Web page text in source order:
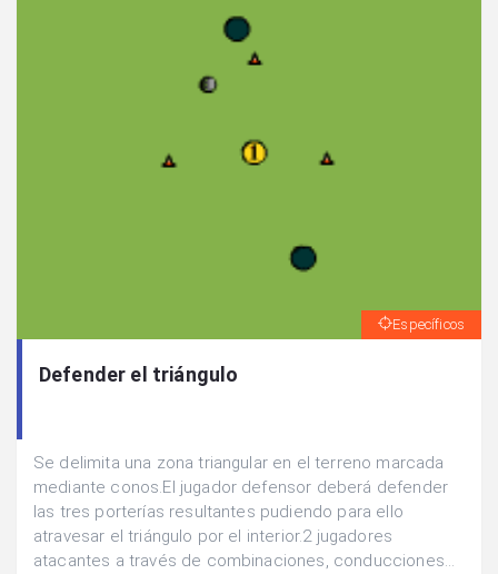
Específicos
Defender el triángulo
Se delimita una zona triangular en el terreno marcada
mediante conos.El jugador defensor deberá defender
las tres porterías resultantes pudiendo para ello
atravesar el triángulo por el interior.2 jugadores
atacantes a través de combinaciones, conducciones...